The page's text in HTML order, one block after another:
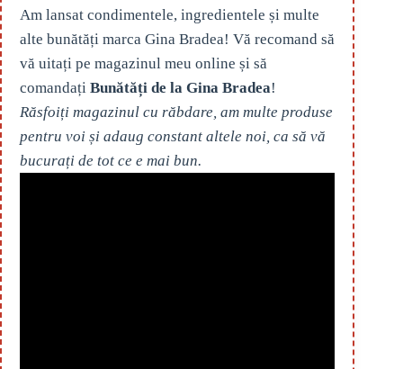
Am lansat condimentele, ingredientele și multe
alte bunătăți marca Gina Bradea! Vă recomand să
vă uitați pe magazinul meu online și să
comandați Bunătăți de la Gina Bradea!
Răsfoiți magazinul cu răbdare, am multe produse
pentru voi și adaug constant altele noi, ca să vă
bucurați de tot ce e mai bun.